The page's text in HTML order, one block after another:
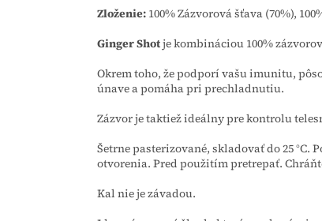
Zloženie: 100% Zázvorová šťava (70%),
Ginger Shotje kombináciou 100%
Okrem toho, že podporí vašu imunitu,
únave a pomáha pri prechladnutiu.
Zázvor je taktiež ideálny pre kontrolu
Šetrne pasterizované, skladovať do 25 °C.
otvorenia. Pred použitím pretrepať.
Kal nie je závadou.